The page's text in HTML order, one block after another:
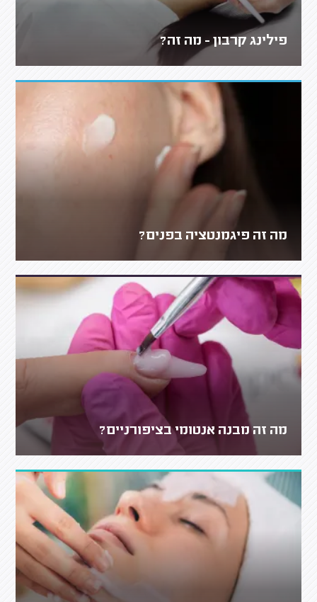
פילינג קרבון - מה זה?
מה זה פיגמנטציה בפנים?
מה זה מבנה אנטומי בציפורניים?